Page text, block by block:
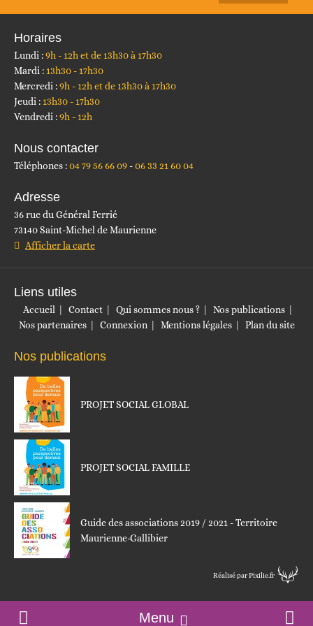
Menu
Horaires
Lundi :9h - 12h et de 13h30 à 17h30
Mardi : 13h30 - 17h30
Mercredi :9h - 12h et de 13h30 à 17h30
Jeudi : 13h30 - 17h30
Vendredi :9h - 12h
Nous contacter
Téléphones :04 79 56 66 09 06 33 21 60 04
Adresse
36 rue du Général Ferrié
73140 Saint-Michel de Maurienne
Afficher la carte
Liens utiles
Accueil Contact Qui sommes nous ?
Nos publications
Nos partenaires
Connexion Mentions légales Plan du site
Nos publications
PROJET SOCIAL GLOBAL
PROJET SOCIAL FAMILLE
Guide des associations 2019 / 2021 - Territoire
Maurienne-Gallibier
Réalisé par Pixilie.fr